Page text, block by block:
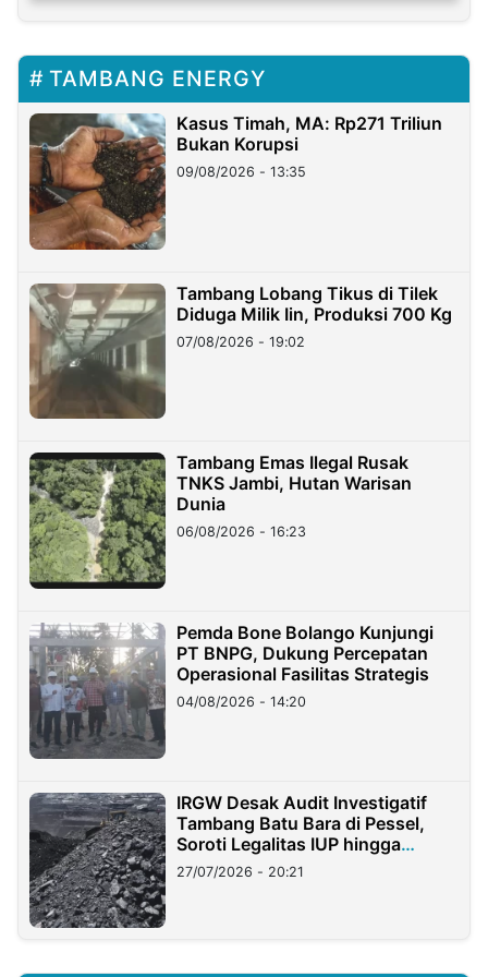
TAMBANG ENERGY
Kasus Timah, MA: Rp271 Triliun
Bukan Korupsi
09/08/2026 - 13:35
Tambang Lobang Tikus di Tilek
Diduga Milik Iin, Produksi 700 Kg
07/08/2026 - 19:02
Tambang Emas Ilegal Rusak
TNKS Jambi, Hutan Warisan
Dunia
06/08/2026 - 16:23
Pemda Bone Bolango Kunjungi
PT BNPG, Dukung Percepatan
Operasional Fasilitas Strategis
04/08/2026 - 14:20
IRGW Desak Audit Investigatif
Tambang Batu Bara di Pessel,
Soroti Legalitas IUP hingga
Stockpile
27/07/2026 - 20:21